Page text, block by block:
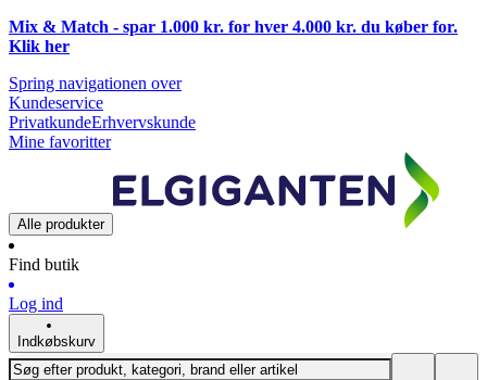
Mix & Match - spar 1.000 kr. for hver 4.000 kr. du køber for.
Klik her
Spring navigationen over
Kundeservice
PrivatkundeErhvervskunde
Mine favoritter
Alle produkter
Find butik
Log ind
Indkøbskurv